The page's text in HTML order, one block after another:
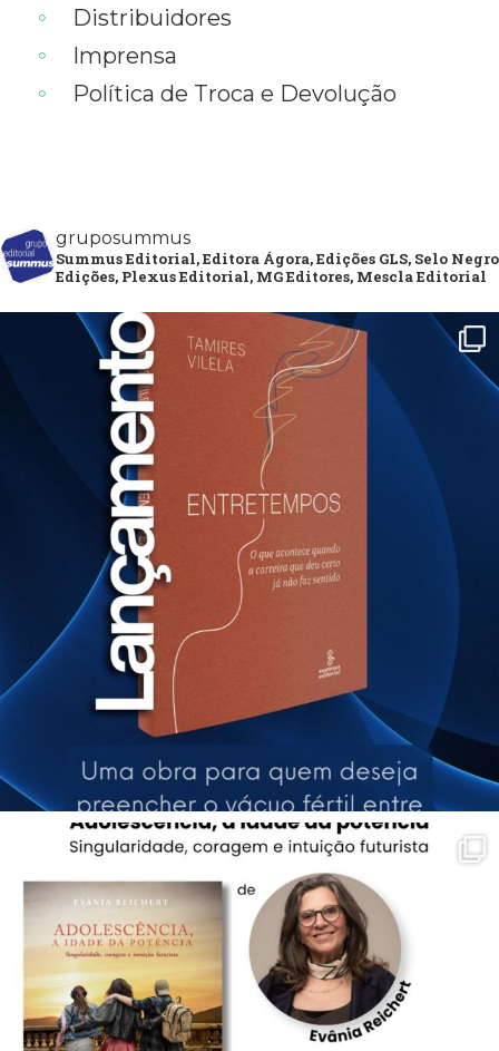
Distribuidores
Imprensa
Política de Troca e Devolução
gruposummus
Summus Editorial, Editora Ágora, Edições GLS, Selo Negro
Edições, Plexus Editorial, MG Editores, Mescla Editorial